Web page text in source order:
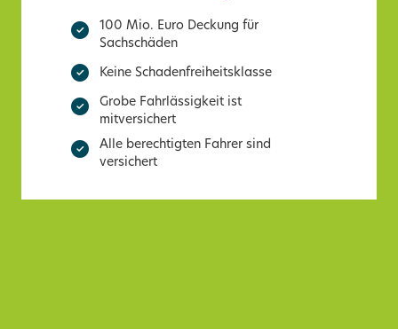
100 Mio. Euro Deckung für
Sachschäden
Keine Schadenfreiheitsklasse
Grobe Fahrlässigkeit ist
mitversichert
Alle berechtigten Fahrer sind
versichert